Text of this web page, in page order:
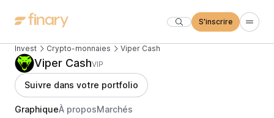
S'inscrire
Invest Crypto-monnaies Viper Cash
Viper CashVIP
Suivre dans votre portfolio
GraphiqueÀ proposMarchés